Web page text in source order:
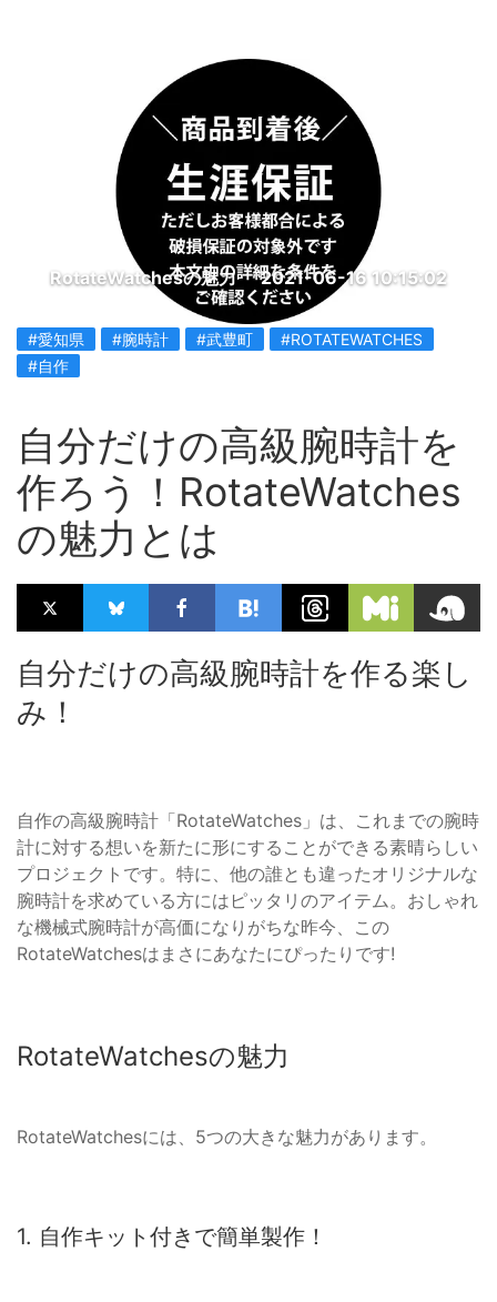
RotateWatchesの魅力 2021-06-16 10:15:02
#愛知県 #腕時計 #武豊町
#ROTATEWATCHES
#自作
自分だけの高級腕時計を
作ろう！RotateWatches
の魅力とは
自分だけの高級腕時計を作る楽し
み！
自作の高級腕時計「RotateWatches」は、これまでの腕時
計に対する想いを新たに形にすることができる素晴らしい
プロジェクトです。特に、他の誰とも違ったオリジナルな
腕時計を求めている方にはピッタリのアイテム。おしゃれ
な機械式腕時計が高価になりがちな昨今、この
RotateWatchesはまさにあなたにぴったりです!
RotateWatchesの魅力
RotateWatchesには、5つの大きな魅力があります。
1. 自作キット付きで簡単製作！